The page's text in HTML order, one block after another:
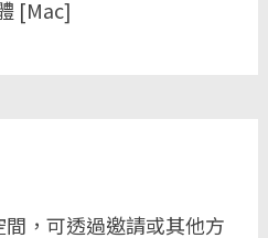
[Mac]
間，可透過邀請或其他方